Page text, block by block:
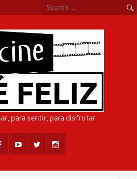
para sentir, para disfrutar